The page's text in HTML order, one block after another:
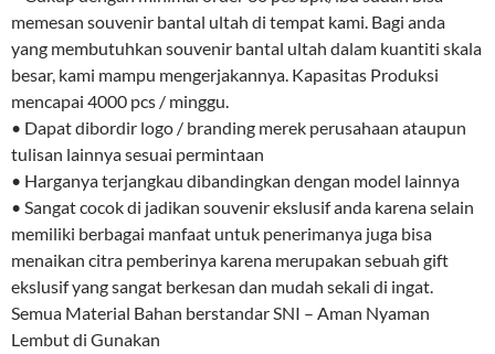
memesan souvenir bantal ultah di tempat kami. Bagi anda
yang membutuhkan souvenir bantal ultah dalam kuantiti skala
besar, kami mampu mengerjakannya. Kapasitas Produksi
mencapai 4000 pcs / minggu.
• Dapat dibordir logo / branding merek perusahaan ataupun
tulisan lainnya sesuai permintaan
• Harganya terjangkau dibandingkan dengan model lainnya
• Sangat cocok di jadikan souvenir ekslusif anda karena selain
memiliki berbagai manfaat untuk penerimanya juga bisa
menaikan citra pemberinya karena merupakan sebuah gift
ekslusif yang sangat berkesan dan mudah sekali di ingat.
Semua Material Bahan berstandar SNI – Aman Nyaman
Lembut di Gunakan